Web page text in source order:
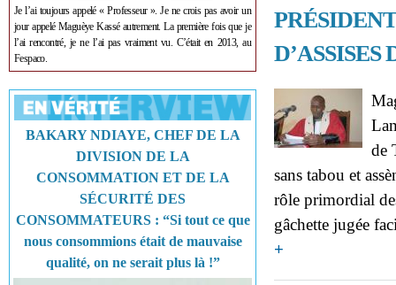
Je l’ai toujours appelé « Professeur ». Je ne crois pas avoir un
jour appelé Maguèye Kassé autrement. La première fois que je
l’ai rencontré, je ne l’ai pas vraiment vu. C’était en 2013, au
Fespaco.
BAKARY NDIAYE, CHEF DE LA
DIVISION DE LA
CONSOMMATION ET DE LA
SÉCURITÉ DES
CONSOMMATEURS : “Si tout ce que
nous consommions était de mauvaise
qualité, on ne serait plus là !”
D’ASSISES
de
sans tabou et
rôle primordial
gâchette jugée
+